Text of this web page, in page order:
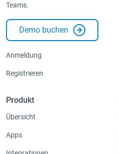
Teams.
Demo buchen
Anmeldung
Registrieren
Produkt
Übersicht
Apps